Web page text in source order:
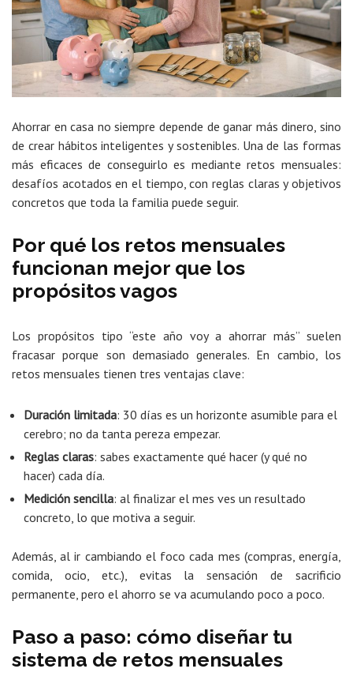
Ahorrar en casa no siempre depende de ganar más dinero, sino
de crear hábitos inteligentes y sostenibles. Una de las formas
más eficaces de conseguirlo es mediante retos mensuales:
desafíos acotados en el tiempo, con reglas claras y objetivos
concretos que toda la familia puede seguir.
Por qué los retos mensuales
funcionan mejor que los
propósitos vagos
Los propósitos tipo “este año voy a ahorrar más” suelen
fracasar porque son demasiado generales. En cambio, los
retos mensuales tienen tres ventajas clave:
Duración limitada: 30 días es un horizonte asumible para el
cerebro; no da tanta pereza empezar.
Reglas claras: sabes exactamente qué hacer (y qué no
hacer) cada día.
Medición sencilla: al finalizar el mes ves un resultado
concreto, lo que motiva a seguir.
Además, al ir cambiando el foco cada mes (compras, energía,
comida, ocio, etc.), evitas la sensación de sacrificio
permanente, pero el ahorro se va acumulando poco a poco.
Paso a paso: cómo diseñar tu
sistema de retos mensuales